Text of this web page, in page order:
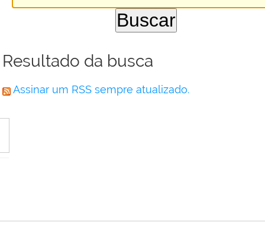
Resultado da busca
Assinar um RSS sempre atualizado.